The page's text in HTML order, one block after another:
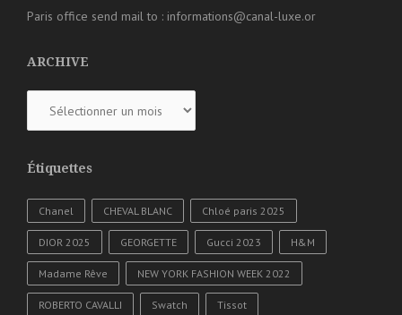
Paris office send mail to : informations@canal-luxe.or
ARCHIVE
Étiquettes
Chanel CHEVAL BLANC Chloé paris 2025
DIOR 2025 GEORGETTE Gucci 2023 H&M
Madame Rêve NEW YORK FASHION WEEK 2022
ROBERTO CAVALLI Swatch Tissot